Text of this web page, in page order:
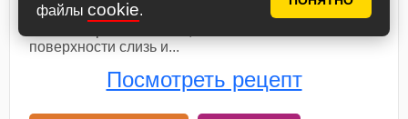
файлы cookie.
несколько свиных языков, поэтому я варила их
поверхности слизь и...
Посмотреть рецепт